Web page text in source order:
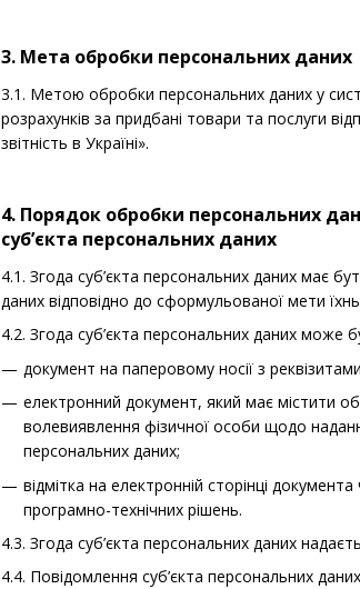
3. Мета обробки персональних даних
3.1. Метою обробки персональних даних у
розрахунків за придбані товари та послуги
звітність в Україні».
4. Порядок обробки персональних
суб’єкта персональних даних
4.1. Згода суб’єкта персональних даних має
даних відповідно до сформульованої мети
4.2. Згода суб’єкта персональних даних може
документ на паперовому носії з
електронний документ, який має містити
волевиявлення фізичної особи щодо
персональних даних;
відмітка на електронній сторінці
програмно-технічних рішень.
4.3. Згода суб’єкта персональних даних
4.4. Повідомлення суб’єкта персональних